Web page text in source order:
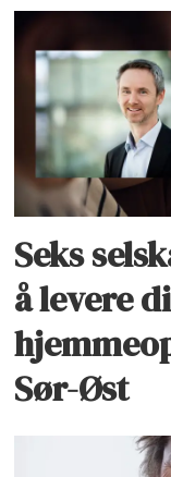
Seks
å levere
Sør-Øst